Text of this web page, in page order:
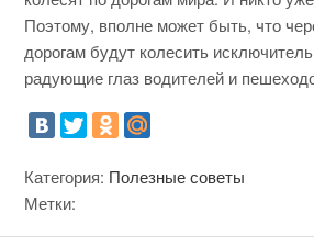
Поэтому, вполне может быть, что
дорогам будут колесить
радующие глаз водителей и
Категория: Полезные советы
Метки: